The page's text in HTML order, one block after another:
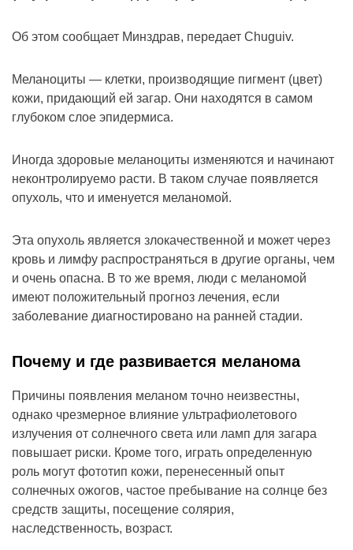
Об этом сообщает Минздрав, передает Chuguiv.
Меланоциты — клетки, производящие пигмент (цвет)
кожи, придающий ей загар. Они находятся в самом
глубоком слое эпидермиса.
Иногда здоровые меланоциты изменяются и начинают
неконтролируемо расти. В таком случае появляется
опухоль, что и именуется меланомой.
Эта опухоль является злокачественной и может через
кровь и лимфу распространяться в другие органы, чем
и очень опасна. В то же время, люди с меланомой
имеют положительный прогноз лечения, если
заболевание диагностировано на ранней стадии.
Почему и где развивается меланома
Причины появления меланом точно неизвестны,
однако чрезмерное влияние ультрафиолетового
излучения от солнечного света или ламп для загара
повышает риски. Кроме того, играть определенную
роль могут фототип кожи, перенесенный опыт
солнечных ожогов, частое пребывание на солнце без
средств защиты, посещение солярия,
наследственность, возраст.